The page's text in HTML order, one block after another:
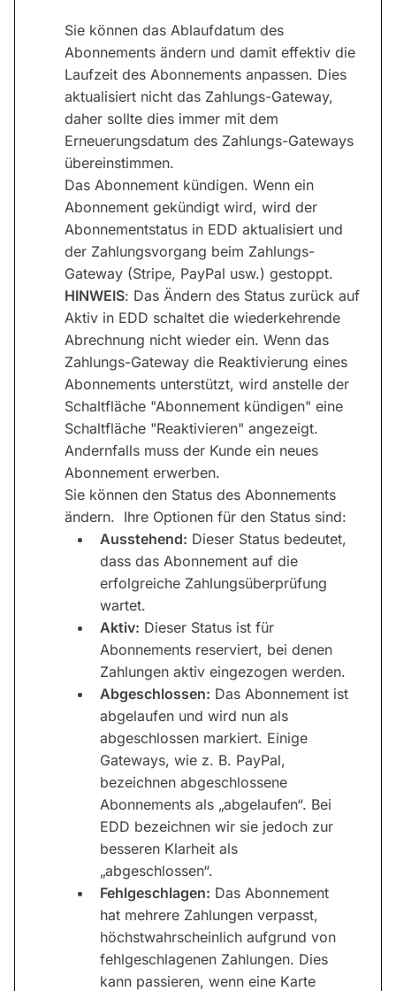
Sie können das Ablaufdatum des
Abonnements ändern und damit effektiv die
Laufzeit des Abonnements anpassen. Dies
aktualisiert nicht das Zahlungs-Gateway,
daher sollte dies immer mit dem
Erneuerungsdatum des Zahlungs-Gateways
übereinstimmen.
Das Abonnement kündigen. Wenn ein
Abonnement gekündigt wird, wird der
Abonnementstatus in EDD aktualisiert und
der Zahlungsvorgang beim Zahlungs-
Gateway (Stripe, PayPal usw.) gestoppt.
HINWEIS: Das Ändern des Status zurück auf
Aktiv in EDD schaltet die wiederkehrende
Abrechnung nicht wieder ein. Wenn das
Zahlungs-Gateway die Reaktivierung eines
Abonnements unterstützt, wird anstelle der
Schaltfläche "Abonnement kündigen" eine
Schaltfläche "Reaktivieren" angezeigt.
Andernfalls muss der Kunde ein neues
Abonnement erwerben.
Sie können den Status des Abonnements
ändern. Ihre Optionen für den Status sind:
Ausstehend: Dieser Status bedeutet,
dass das Abonnement auf die
erfolgreiche Zahlungsüberprüfung
wartet.
Aktiv: Dieser Status ist für
Abonnements reserviert, bei denen
Zahlungen aktiv eingezogen werden.
Abgeschlossen: Das Abonnement ist
abgelaufen und wird nun als
abgeschlossen markiert. Einige
Gateways, wie z. B. PayPal,
bezeichnen abgeschlossene
Abonnements als „abgelaufen“. Bei
EDD bezeichnen wir sie jedoch zur
besseren Klarheit als
„abgeschlossen“.
Fehlgeschlagen: Das Abonnement
hat mehrere Zahlungen verpasst,
höchstwahrscheinlich aufgrund von
fehlgeschlagenen Zahlungen. Dies
kann passieren, wenn eine Karte